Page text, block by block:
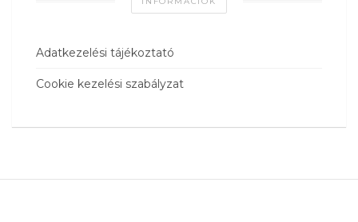
Adatkezelési tájékoztató
Cookie kezelési szabályzat